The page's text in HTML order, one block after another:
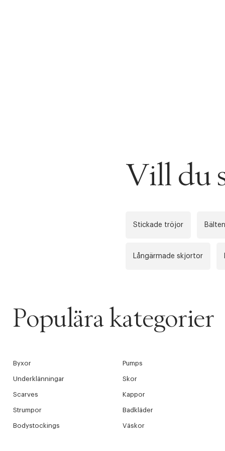
Vill du
Stickade tröjor Bälten
Långärmade skjortor
Populära kategorier
Byxor Pumps
Underklänningar Skor
Scarves Kappor
Strumpor Badkläder
Bodystockings Väskor